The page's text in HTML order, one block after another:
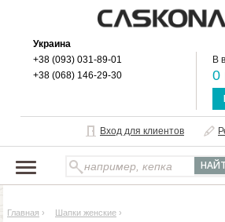
Украина
+38 (093) 031-89-01
+38 (068) 146-29-30
В
0
Вход для клиентов
Главная › Шапки женские ›